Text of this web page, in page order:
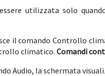
utilizzata solo
il comando Controllo
climatico. Comandi
Audio, la schermata